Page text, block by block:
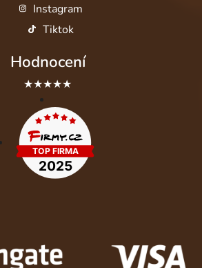
Instagram
Tiktok
Hodnocení
★★★★★